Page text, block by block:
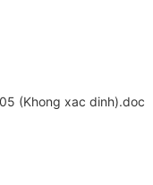
(Khong xac dinh).doc